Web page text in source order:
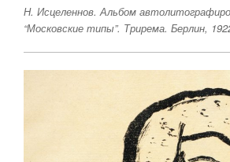
Н. Исцеленнов. Альбом
“Московские типы”. Трирема. Берлин,